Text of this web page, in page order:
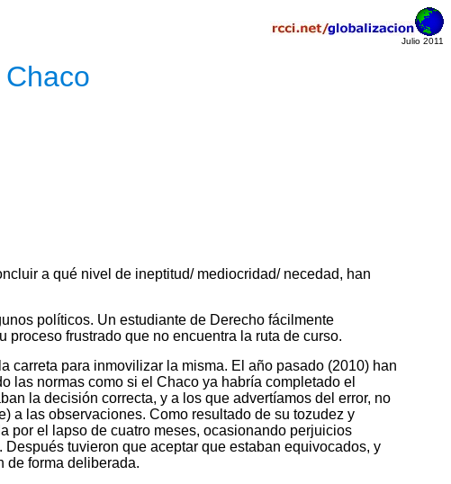
Julio 2011
a qué nivel de ineptitud/mediocridad/ necedad, han
políticos. Un estudiante de Derecho fácilmente
frustrado que no encuentra la ruta de curso.
carreta para inmovilizar la misma. El año pasado (2010) han
las normas como si el Chaco ya habría completado el
la decisión correcta, y a los que advertíamos del error, no
a las observaciones. Como resultado de su tozudez y
por el lapso de cuatro meses, ocasionando perjuicios
tuvieron que aceptar que estaban equivocados, y
de forma deliberada.